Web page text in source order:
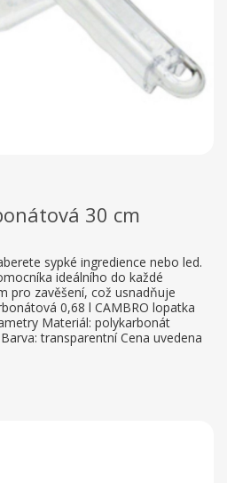
30 cm
sypké ingredience nebo led.
ideálního do každé
pro zavěšení, což usnadňuje
0,68 l CAMBRO lopatka
Materiál: polykarbonát
transparentní Cena uvedena